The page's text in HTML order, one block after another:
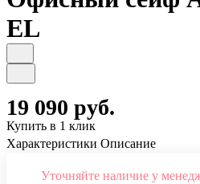
EL
19 090 руб.
Купить в 1 клик
Характеристики Описание
Уточняйте наличие у